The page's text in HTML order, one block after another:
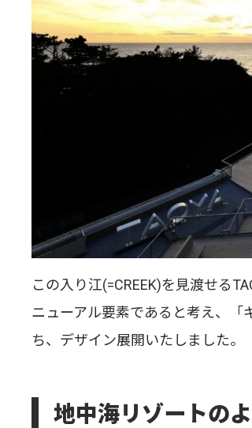
この入り江(=CREEK)を見渡せる
ニューアル要素であると考え、
ち、デザイン展開いたしました。
地中海リゾートの